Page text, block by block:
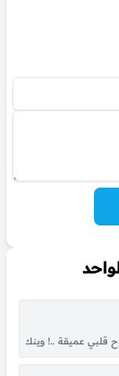
قلبي عميقة ..!